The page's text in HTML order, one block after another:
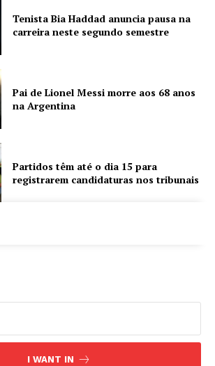
Tenista Bia Haddad anuncia pausa na
carreira neste segundo semestre
Pai de Lionel Messi morre aos 68 anos
na Argentina
Partidos têm até o dia 15 para
registrarem candidaturas nos tribunais
I WANT IN